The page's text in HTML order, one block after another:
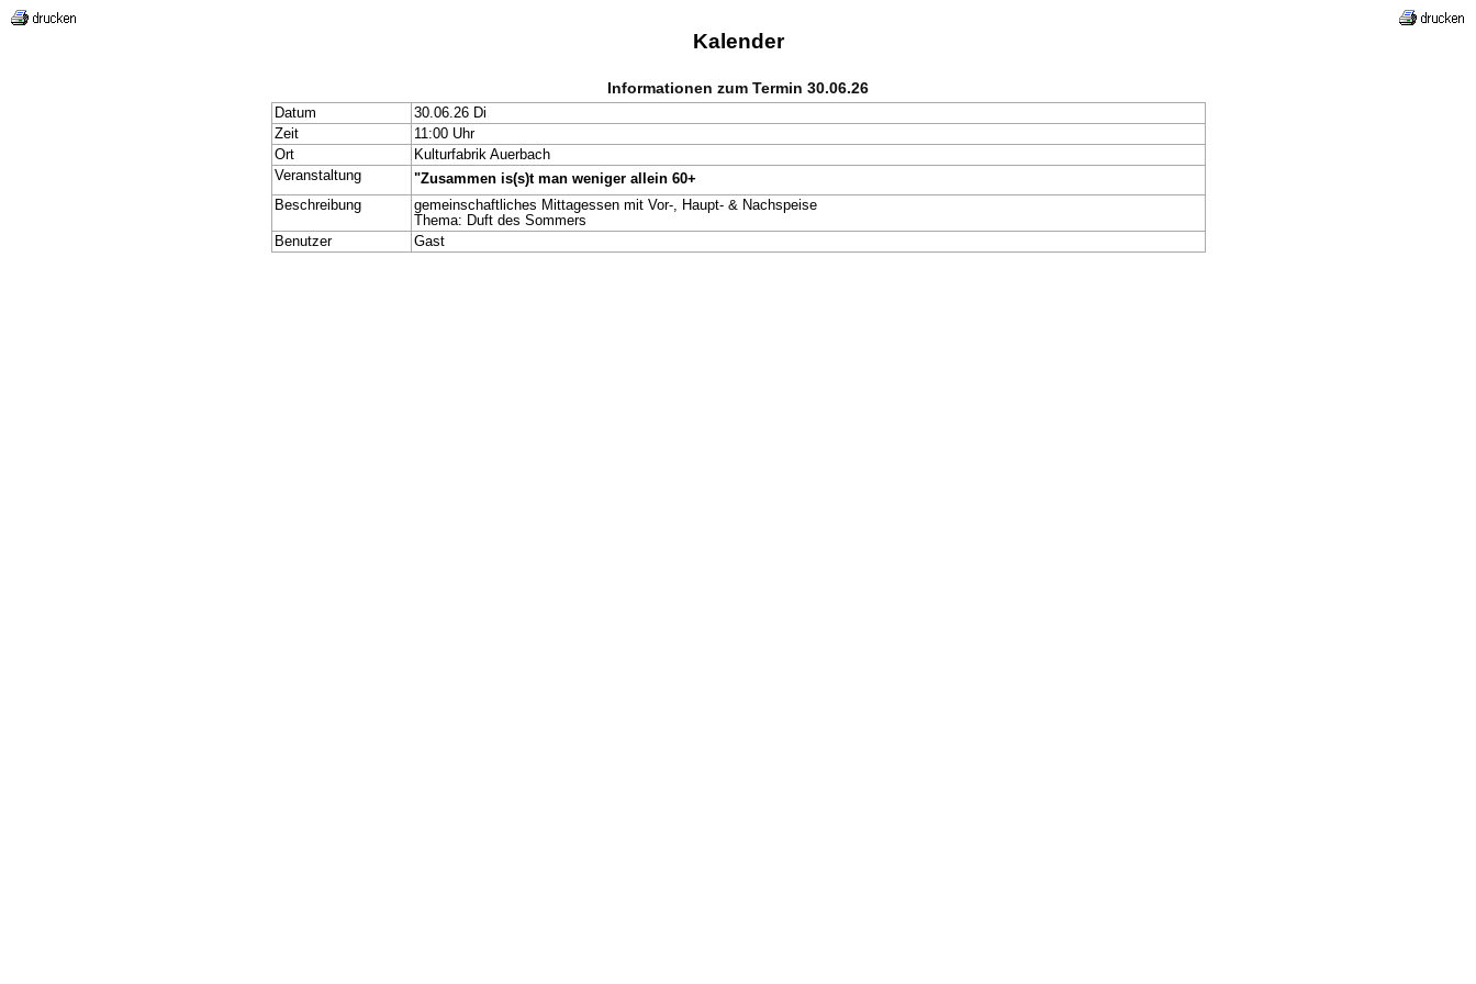
Kalender
Informationen zum Termin 30.06.26
Datum
30.06.26 Di
Zeit
11:00 Uhr
Ort
Kulturfabrik Auerbach
Veranstaltung
"Zusammen is(s)t man weniger allein 60+
Beschreibung
gemeinschaftliches Mittagessen mit Vor-, Haupt- & Nachspeise
Thema: Duft des Sommers
Benutzer
Gast